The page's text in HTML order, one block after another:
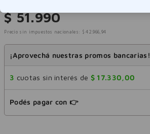
$ 51.990
Precio sin impuestos nacionales: $ 42 .966, 94
¡Aprovechá nuestras promos bancarias!
3 cuotas sin interés de $ 17.330,00
Podés pagar con 👉